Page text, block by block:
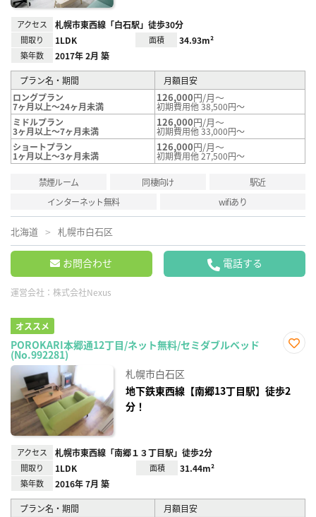
アクセス 札幌市東西線「白石駅」徒歩30分
間取り 1LDK 面積 34.93m²
築年数 2017年 2月 築
プラン名・期間
月額目安
ロングプラン
7ヶ月以上～24ヶ月未満
126,000円/月～
初期費用他 38,500円～
ミドルプラン
3ヶ月以上～7ヶ月未満
126,000円/月～
初期費用他 33,000円～
ショートプラン
1ヶ月以上～3ヶ月未満
126,000円/月～
初期費用他 27,500円～
禁煙ルーム 同棲向け
駅近
インターネット無料
wifiあり
北海道 札幌市白石区
お問合わせ 電話する
運営会社： 株式会社Nexus
オススメ
POROKARI本郷通12丁目/ネット無料/セミダブルベッド
(No.992281)
録
札幌市白石区
地下鉄東西線【南郷13丁目駅】徒歩2
分！
アクセス 札幌市東西線「南郷１３丁目駅」徒歩2分
間取り 1LDK 面積 31.44m²
築年数 2016年 7月 築
プラン名・期間
月額目安